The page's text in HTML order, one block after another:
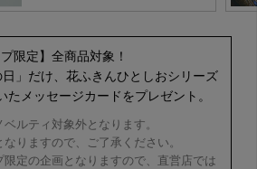
限定】全商品対象！
」だけ、花ふきんひとしおシリーズ
たメッセージカードをプレゼント。
ルティ対象外となります。
りますので、ご了承ください。
定の企画となりますので、直営店では